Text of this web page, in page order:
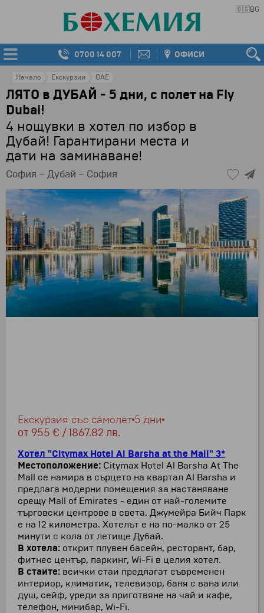
🇧🇬BG
0700 14 007 ОФИСИ
Начало Екскурзии ОАЕ
ЛЯТО в ДУБАЙ - 5 дни, с полет на Fly
Dubai!
4 нощувки в хотел по избор в
Дубай! Гарантирани места и
дати на заминаване!
София – Дубай – София
Екскурзия със самолет 5 дни
от 955 € / 1867.82 лв.
Хотел "Citymax Hotel Al Barsha at the Mall" 3*
Местоположение: Citymax Hotel Al Barsha At The
Mall се намира в сърцето на квартал Al Barsha и
предлага модерни помещения за настаняване
срещу Mall of Emirates - един от най-големите
търговски центрове в света. Джумейра Бийч Парк
е на 12 километра. Хотелът е на по-малко от 25
минути с кола от летище Дубай.
В хотела: открит плувен басейн, ресторант, бар,
фитнес център, паркинг, Wi-Fi в целия хотел.
В стаите: всички стаи предлагат съвременен
интериор, климатик, телевизор, баня с вана или
душ, сейф, уреди за приготвяне на чай и кафе,
телефон, минибар, Wi-Fi.